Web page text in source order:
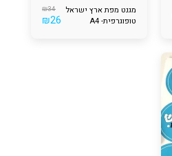
מגנט מפת ארץ ישראל
טופוגרפית- A4
₪34
₪26